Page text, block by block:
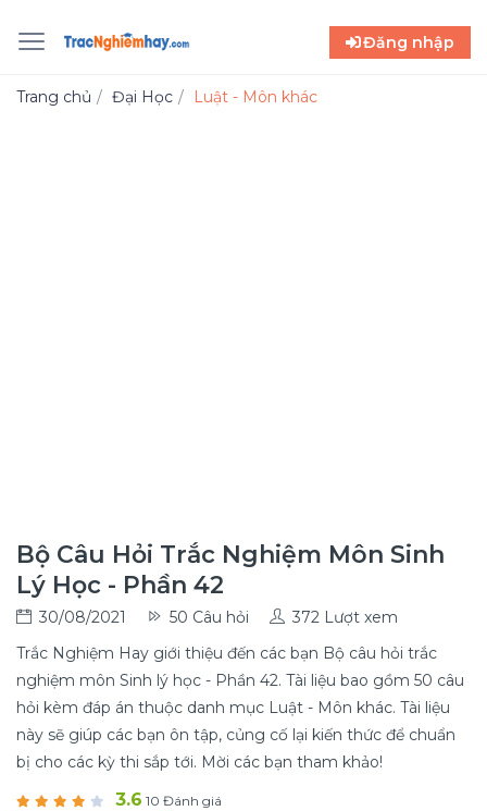
Đăng nhập
Trang chủ Đại Học Luật - Môn khác
Bộ Câu Hỏi Trắc Nghiệm Môn Sinh
Lý Học - Phần 42
30/08/2021 50 Câu hỏi
372 Lượt xem
Trắc Nghiệm Hay giới thiệu đến các bạn Bộ câu hỏi trắc
nghiệm môn Sinh lý học - Phần 42. Tài liệu bao gồm 50 câu
hỏi kèm đáp án thuộc danh mục Luật - Môn khác. Tài liệu
này sẽ giúp các bạn ôn tập, củng cố lại kiến thức để chuẩn
bị cho các kỳ thi sắp tới. Mời các bạn tham khảo!
3.6 10 Đánh giá